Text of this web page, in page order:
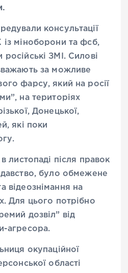
консультації
із міноборони та фсб,
ЗМІ. Силові
за можливе
фарсу, який на росії
на територіях
Донецької,
які поки
листопаді після правок
було обмежене
відеознімання на
Для цього потрібно
дозвіл” від
агресора.
окупаційної
області